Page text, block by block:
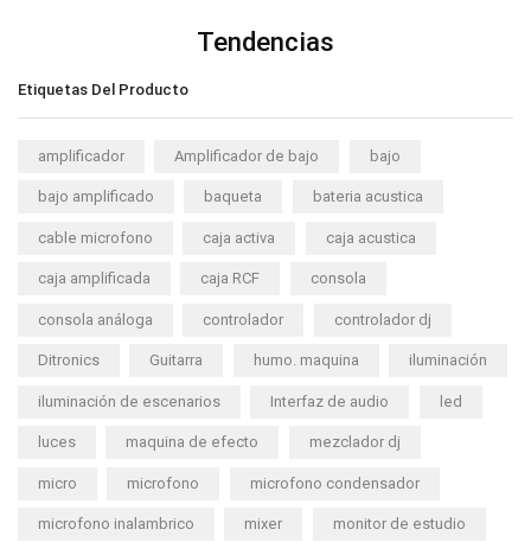
Tendencias
Etiquetas Del Producto
amplificador Amplificador de bajo bajo
bajo amplificado baqueta bateria acustica
cable microfono caja activa caja acustica
caja amplificada caja RCF consola
consola análoga controlador controlador dj
Ditronics Guitarra humo. maquina iluminación
iluminación de escenarios Interfaz de audio led
luces maquina de efecto mezclador dj
micro microfono microfono condensador
microfono inalambrico mixer monitor de estudio